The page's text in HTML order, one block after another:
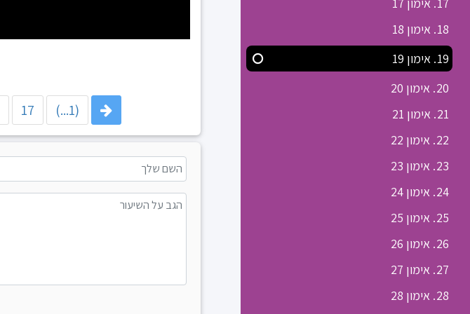
18. אימון 18
19. אימון 19
20. אימון 20
21. אימון 21
22. אימון 22
23. אימון 23
24. אימון 24
25. אימון 25
26. אימון 26
27. אימון 27
28. אימון 28
(1...)
17